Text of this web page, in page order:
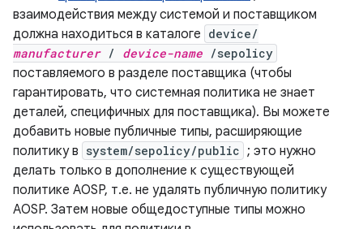
взаимодействия между системой и поставщиком
должна находиться в каталоге device/
manufacturer/ device-name /sepolicy
поставляемого в разделе поставщика (чтобы
гарантировать, что системная политика не знает
деталей, специфичных для поставщика). Вы можете
добавить новые публичные типы, расширяющие
политику в system/sepolicy/public ; это нужно
делать только в дополнение к существующей
политике AOSP, т.е. не удалять публичную политику
AOSP. Затем новые общедоступные типы можно